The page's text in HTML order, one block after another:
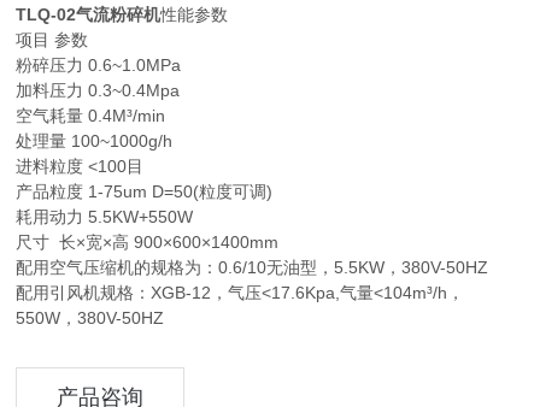
TLQ-02气流粉碎机性能参数
项目 参数
粉碎压力 0.6~1.0MPa
加料压力 0.3~0.4Mpa
空气耗量 0.4M³/min
处理量 100~1000g/h
进料粒度 <100目
产品粒度 1-75um D=50(粒度可调)
耗用动力 5.5KW+550W
尺寸 长×宽×高 900×600×1400mm
配用空气压缩机的规格为：0.6/10无油型，5.5KW，380V-50HZ
配用引风机规格：XGB-12，气压<17.6Kpa,气量<104m³/h，
550W，380V-50HZ
产品咨询